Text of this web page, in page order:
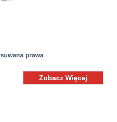
prawa
Zobacz Więcej